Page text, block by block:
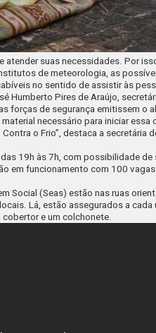
atender suas necessidades. Por
de meteorologia, as
no sentido de assistir às
Humberto Pires de Araújo,
forças de segurança emitissem o
necessário para iniciar essa
o Frio”, destaca a secretária
19h às 7h, com possibilidade de
em funcionamento com 100
Social (Seas) estão nas ruas
Lá, estão assegurados a cada
cobertor e um colchonete.